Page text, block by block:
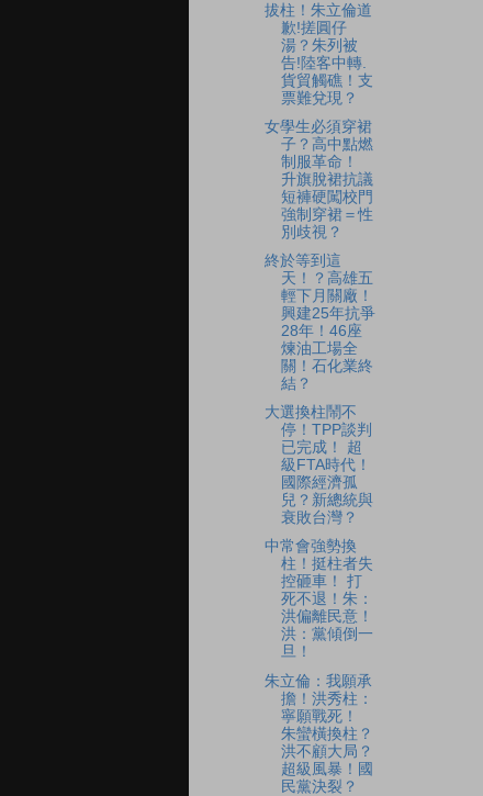
拔柱！朱立倫道
歉!搓圓仔
湯？朱列被
告!陸客中轉.
貨貿觸礁！支
票難兌現？
女學生必須穿裙
子？高中點燃
制服革命！
升旗脫裙抗議
短褲硬闖校門
強制穿裙＝性
別歧視？
終於等到這
天！？高雄五
輕下月關廠！
興建25年抗爭
28年！46座
煉油工場全
關！石化業終
結？
大選換柱鬧不
停！TPP談判
已完成！ 超
級FTA時代！
國際經濟孤
兒？新總統與
衰敗台灣？
中常會強勢換
柱！挺柱者失
控砸車！ 打
死不退！朱：
洪偏離民意！
洪：黨傾倒一
旦！
朱立倫：我願承
擔！洪秀柱：
寧願戰死！
朱蠻橫換柱？
洪不顧大局？
超級風暴！國
民黨決裂？